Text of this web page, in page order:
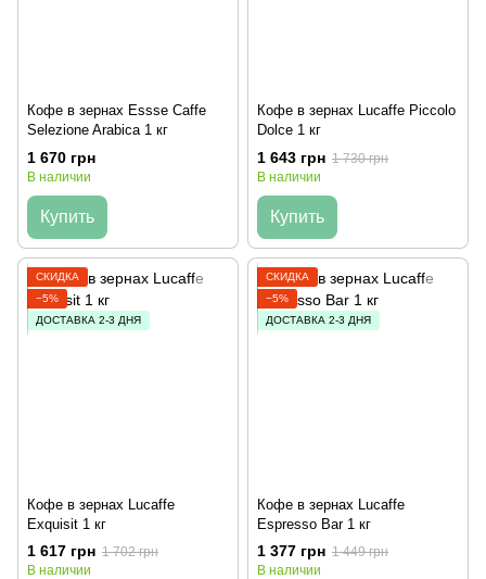
Кофе в зернах Essse Caffe
Selezione Arabica 1 кг
1 670 грн
В наличии
Купить
Кофе в зернах Lucaffe Piccolo
Dolce 1 кг
1 643 грн 1 730 грн
В наличии
Купить
СКИДКА
−5%
ДОСТАВКА 2-3 ДНЯ
Кофе в зернах Lucaffe
Exquisit 1 кг
1 617 грн 1 702 грн
В наличии
СКИДКА
−5%
ДОСТАВКА 2-3 ДНЯ
Кофе в зернах Lucaffe
Espresso Bar 1 кг
1 377 грн 1 449 грн
В наличии